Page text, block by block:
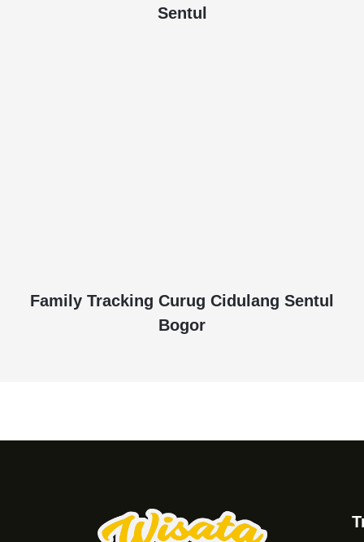
Sentul
Family Tracking Curug Cidulang Sentul
Bogor